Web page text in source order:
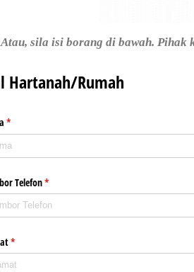
Atau, sila isi borang di bawah. Pihak